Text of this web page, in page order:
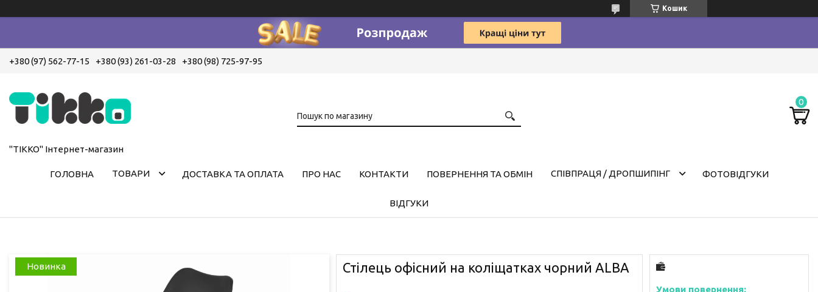
Кошик
+380 (97) 562-77-15 +380 (93) 261-03-28 +380 (98) 725-97-95
"ТІККО" Інтернет-магазин
ГОЛОВНА ТОВАРИ ДОСТАВКА ТА ОПЛАТА ПРО НАС КОНТАКТИ ПОВЕРНЕННЯ ТА ОБМІН СПІВПРАЦЯ / ДРОПШИПІНГ ФОТОВІДГУКИ
ВІДГУКИ
Новинка Стілець офісний на коліщатках чорний ALBA